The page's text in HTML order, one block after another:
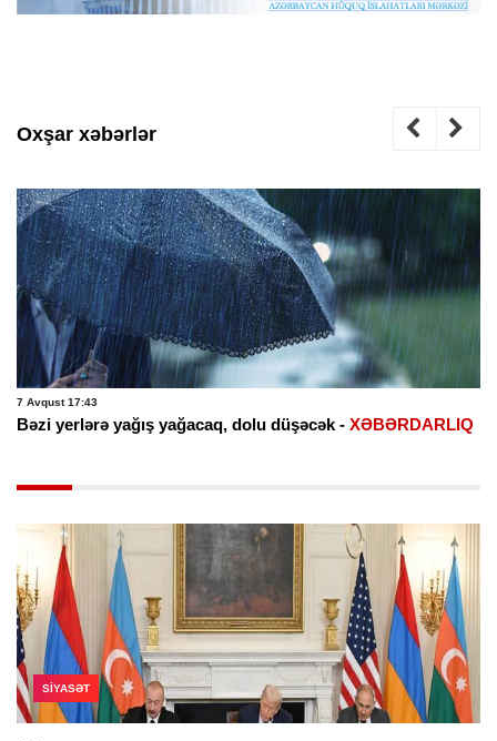
Oxşar xəbərlər
7 Avqust 17:43
Bəzi yerlərə yağış yağacaq, dolu düşəcək - XƏBƏRDARLIQ
SIYASƏT